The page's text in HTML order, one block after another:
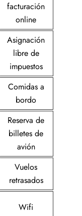
facturación
online
Asignación
libre de
impuestos
Comidas a
bordo
Reserva de
billetes de
avión
Vuelos
retrasados
Wifi